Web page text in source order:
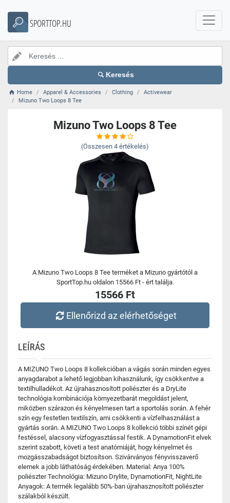
SPORTTOP.HU
Keresés
Home Apparel & Accessories Clothing
Activewear
Mizuno Two Loops 8 Tee
Mizuno Two Loops 8 Tee
(Összesen 4 értékelés)
A Mizuno Two Loops 8 Tee terméket a Mizuno gyártótól a
SportTop.hu oldalon 15566 Ft - ért találja.
15566 Ft
Ellenőrizd az elérhetőséget
LEÍRÁS
A MIZUNO Two Loops 8 kollekcióban a vágás során minden egyes
anyagdarabot a lehető legjobban kihasználunk, így csökkentve a
textilhulladékot. Az újrahasznosított poliészter és a DryLite
technológia kombinációja környezetbarát megoldást jelent,
miközben szárazon és kényelmesen tart a sportolás során. A fehér
szín egy festetlen textilszín, ami csökkenti a vízfelhasználást a
gyártás során. A MIZUNO Two Loops 8 kollekció többi színét gépi
festéssel, alacsony vízfogyasztással festik. A DynamotionFit elvek
szerint szabott, követi a test anatómiáját, hogy kényelmet és
mozgásszabadságot biztosítson. Szivárványos fényvisszaverő
elemek a jobb láthatóság érdekében. Material: Anya 100%
poliészter Technológia: Mizuno Drylite, DynamotionFit, NightLite
Anyagok: A termék legalább 50%-ban újrahasznosított poliészter
szálakból készült.